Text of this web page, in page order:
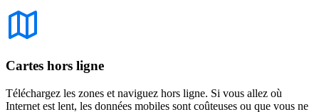
Cartes hors ligne
Téléchargez les zones et naviguez hors ligne. Si vous allez où
Internet est lent, les données mobiles sont coûteuses ou que vous ne